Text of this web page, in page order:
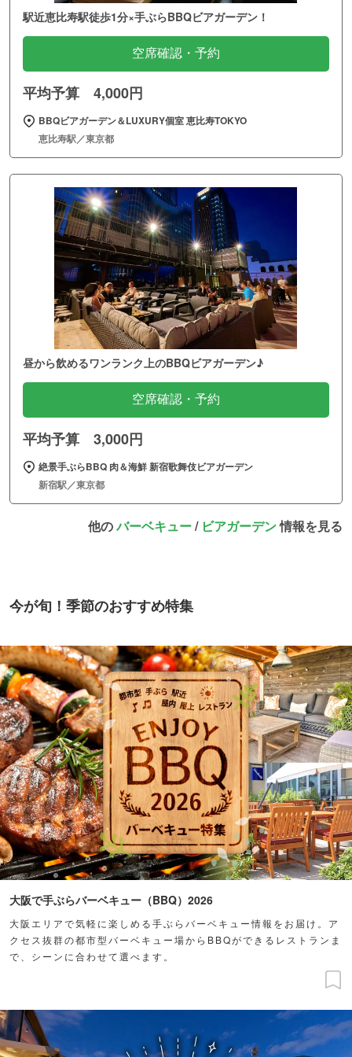
駅近恵比寿駅徒歩1分×手ぶらBBQビアガーデン！
空席確認・予約
平均予算 4,000円
BBQビアガーデン＆LUXURY個室 恵比寿TOKYO
恵比寿駅／東京都
昼から飲めるワンランク上のBBQビアガーデン♪
空席確認・予約
平均予算 3,000円
絶景手ぶらBBQ 肉＆海鮮 新宿歌舞伎ビアガーデン
新宿駅／東京都
他のバーベキュー/ ビアガーデン情報を見る
今が旬！季節のおすすめ特集
大阪で手ぶらバーベキュー（BBQ）2026
大阪エリアで気軽に楽しめる手ぶらバーベキュー情報をお届け。ア
クセス抜群の都市型バーベキュー場からBBQができるレストランま
で、シーンに合わせて選べます。